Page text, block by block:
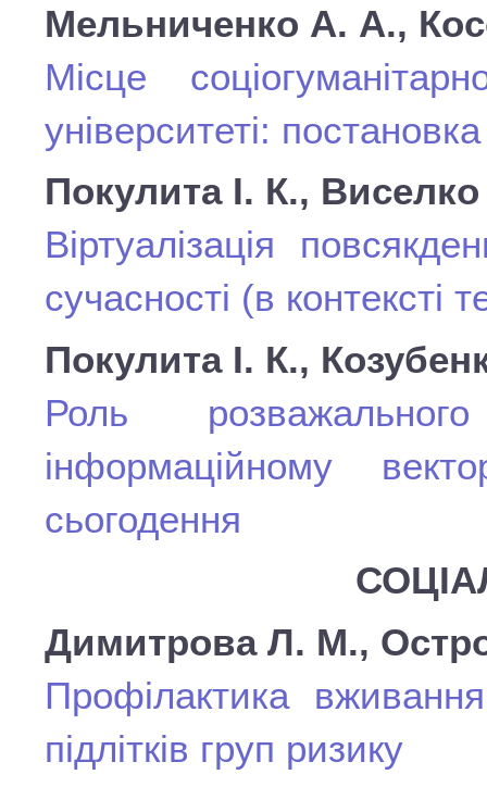
Мельниченко А. А.,
Місце
університеті:
Покулита І. К., Виселко
Віртуалізація
сучасності (в контексті
Покулита І. К.,
Роль
інформаційному
сьогодення
Димитрова Л. М.,
Профілактика
підлітків груп ризику